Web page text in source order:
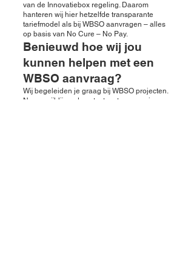
van de Innovatiebox regeling. Daarom
hanteren wij hier hetzelfde transparante
tariefmodel als bij WBSO aanvragen – alles
op basis van No Cure – No Pay.
Benieuwd hoe wij jou
kunnen helpen met een
WBSO aanvraag?
Wij begeleiden je graag bij WBSO projecten.
Neem vrijblijvend contact met ons op via